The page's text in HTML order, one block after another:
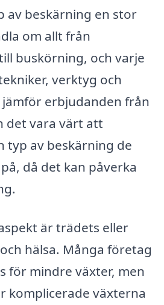
av beskärning en stor
om allt från
buskörning, och varje
verktyg och
erbjudanden från
det vara värt att
typ av beskärning de
då det kan påverka
är trädets eller
hälsa. Många företag
för mindre växter, men
komplicerade växterna